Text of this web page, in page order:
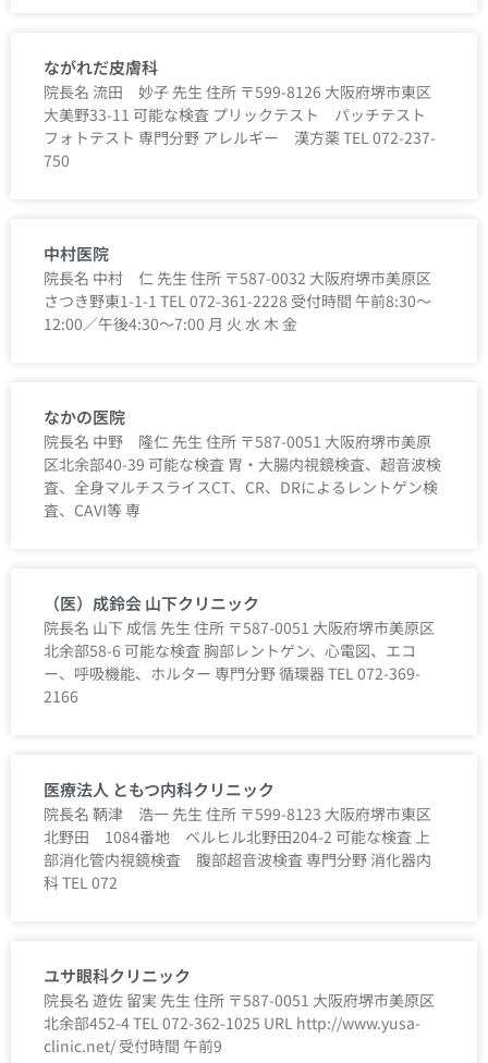
ながれだ皮膚科
院長名 流田 妙子 先生 住所 〒599-8126 大阪府堺市東区
大美野33-11 可能な検査 プリックテスト パッチテスト
フォトテスト 専門分野 アレルギー 漢方薬 TEL 072-237-
750
中村医院
院長名 中村 仁 先生 住所 〒587-0032 大阪府堺市美原区
さつき野東1-1-1 TEL 072-361-2228 受付時間 午前8:30～
12:00／午後4:30～7:00 月 火 水 木 金
なかの医院
院長名 中野 隆仁 先生 住所 〒587-0051 大阪府堺市美原
区北余部40-39 可能な検査 胃・大腸内視鏡検査、超音波検
査、全身マルチスライスCT、CR、DRによるレントゲン検
査、CAVI等 専
（医）成鈴会 山下クリニック
院長名 山下 成信 先生 住所 〒587-0051 大阪府堺市美原区
北余部58-6 可能な検査 胸部レントゲン、心電図、エコ
ー、呼吸機能、ホルター 専門分野 循環器 TEL 072-369-
2166
医療法人 ともつ内科クリニック
院長名 鞆津 浩一 先生 住所 〒599-8123 大阪府堺市東区
北野田 1084番地 ベルヒル北野田204-2 可能な検査 上
部消化管内視鏡検査 腹部超音波検査 専門分野 消化器内
科 TEL 072
ユサ眼科クリニック
院長名 遊佐 留実 先生 住所 〒587-0051 大阪府堺市美原区
北余部452-4 TEL 072-362-1025 URL http://www.yusa-
clinic.net/ 受付時間 午前9